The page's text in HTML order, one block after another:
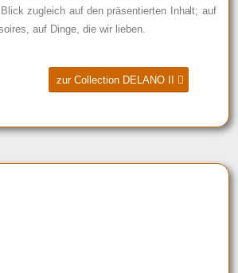
zugleich auf den präsentierten Inhalt; auf
auf Dinge, die wir lieben.
zur Collection DELANO II